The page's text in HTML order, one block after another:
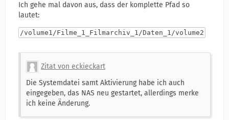
Ich gehe mal davon aus, dass der komplette Pfad so
lautet:
/volume1/Filme_1_Filmarchiv_1/Daten_1/volume2
Zitat von eckieckart
Die Systemdatei samt Aktivierung habe ich auch
eingegeben, das NAS neu gestartet, allerdings merke
ich keine Änderung.